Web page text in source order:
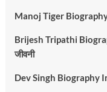
Manoj Tiger Biography
Brijesh Tripathi
जीवनी
Dev Singh Biography